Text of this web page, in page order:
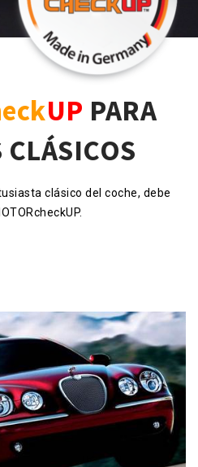
UP PARA
CLÁSICOS
clásico del coche, debe